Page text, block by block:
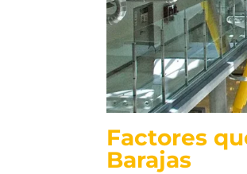
Factores
Barajas